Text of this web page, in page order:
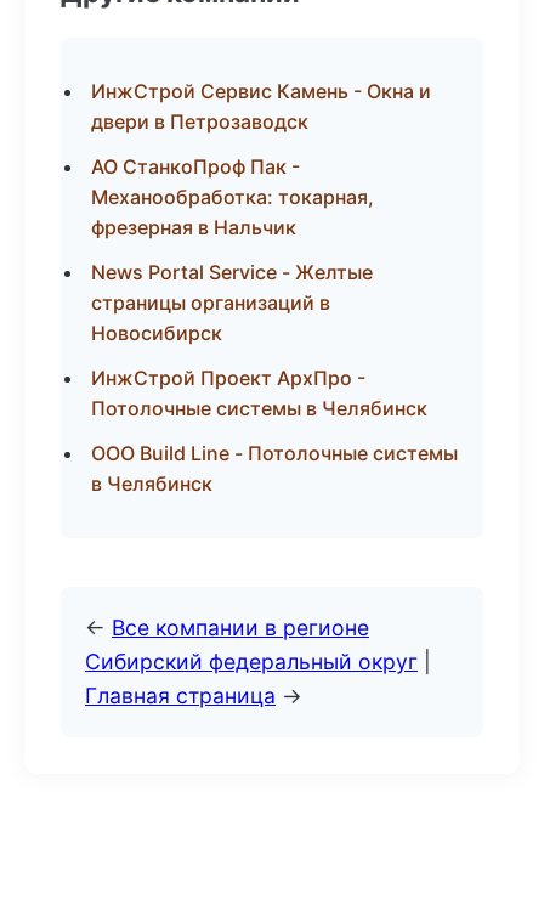
ИнжСтрой Сервис Камень - Окна и
двери в Петрозаводск
АО СтанкоПроф Пак -
Механообработка: токарная,
фрезерная в Нальчик
News Portal Service - Желтые
страницы организаций в
Новосибирск
ИнжСтрой Проект АрхПро -
Потолочные системы в Челябинск
ООО Build Line - Потолочные системы
в Челябинск
← Все компании в регионе
Сибирский федеральный округ
Главная страница →